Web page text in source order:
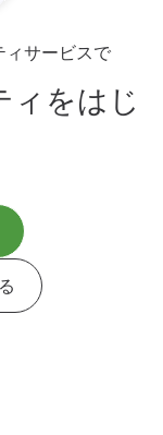
ィサービスで
ィをはじ